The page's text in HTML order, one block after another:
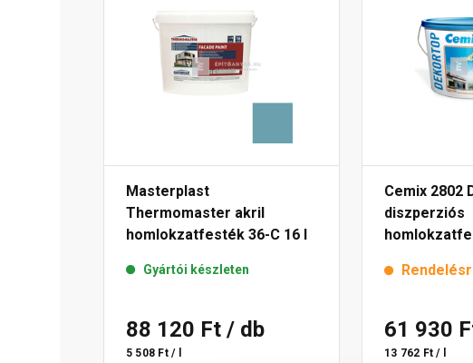
Masterplast
Thermomaster akril
homlokzatfesték 36-C 16 l
Gyártói készleten
88 120 Ft / db
5 508 Ft / l
Cemix 2802
diszperziós
61 930
13 762 Ft / l